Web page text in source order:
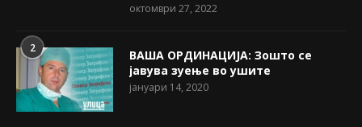
октомври 27, 2022
2
ВАША ОРДИНАЦИЈА: Зошто се
јавува зуење во ушите
јануари 14, 2020